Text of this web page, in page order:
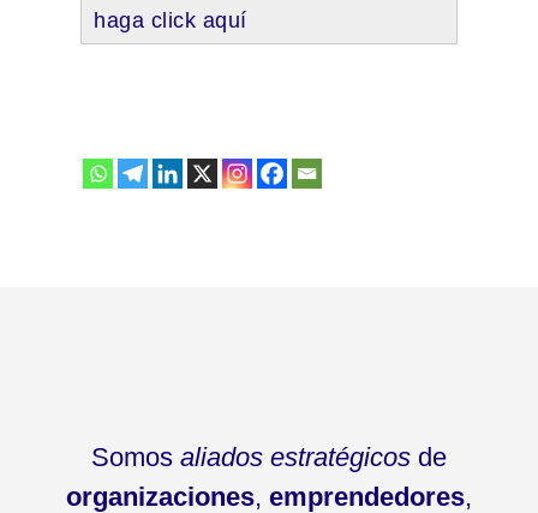
haga click aquí
Somos aliados estratégicosde
organizaciones, emprendedores,